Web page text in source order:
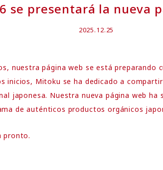
se presentará la nueva
2025.12.25
nuestra página web se está preparando
inicios, Mitoku se ha dedicado a
japonesa. Nuestra nueva página web ha
de auténticos productos orgánicos
pronto.